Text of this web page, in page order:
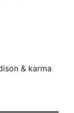
& karma